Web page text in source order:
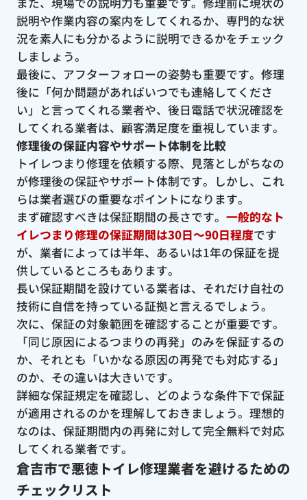
説明や作業内容の案内をしてくれるか、専門的な状
況を素人にも分かるように説明できるかをチェック
しましょう。
最後に、アフターフォローの姿勢も重要です。修理
後に「何か問題があればいつでも連絡してくださ
い」と言ってくれる業者や、後日電話で状況確認を
してくれる業者は、顧客満足度を重視しています。
修理後の保証内容やサポート体制を比較
トイレつまり修理を依頼する際、見落としがちなの
が修理後の保証やサポート体制です。しかし、これ
らは業者選びの重要なポイントになります。
まず確認すべきは保証期間の長さです。 一般的なト
イレつまり修理の保証期間は30日〜90日程度です
が、業者によっては半年、あるいは1年の保証を提
供しているところもあります。
長い保証期間を設けている業者は、それだけ自社の
技術に自信を持っている証拠と言えるでしょう。
次に、保証の対象範囲を確認することが重要です。
「同じ原因によるつまりの再発」のみを保証するの
か、それとも「いかなる原因の再発でも対応する」
のか、その違いは大きいです。
詳細な保証規定を確認し、どのような条件下で保証
が適用されるのかを理解しておきましょう。理想的
なのは、保証期間内の再発に対して完全無料で対応
してくれる業者です。
倉吉市で悪徳トイレ修理業者を避けるための
チェックリスト